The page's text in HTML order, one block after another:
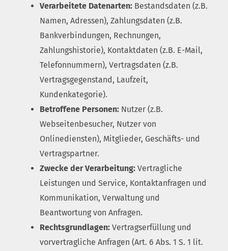
Verarbeitete Datenarten: Bestandsdaten (z.B.
Namen, Adressen), Zahlungsdaten (z.B.
Bankverbindungen, Rechnungen,
Zahlungshistorie), Kontaktdaten (z.B. E-Mail,
Telefonnummern), Vertragsdaten (z.B.
Vertragsgegenstand, Laufzeit,
Kundenkategorie).
Betroffene Personen: Nutzer (z.B.
Webseitenbesucher, Nutzer von
Onlinediensten), Mitglieder, Geschäfts- und
Vertragspartner.
Zwecke der Verarbeitung: Vertragliche
Leistungen und Service, Kontaktanfragen und
Kommunikation, Verwaltung und
Beantwortung von Anfragen.
Rechtsgrundlagen: Vertragserfüllung und
vorvertragliche Anfragen (Art. 6 Abs. 1 S. 1 lit.